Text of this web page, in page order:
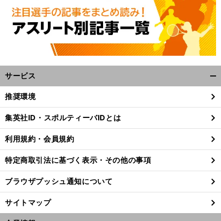
サービス
閉
る
推奨環境
集英社ID・スポルティーバIDとは
利用規約・会員規約
特定商取引法に基づく表示・その他の事項
ブラウザプッシュ通知について
サイトマップ